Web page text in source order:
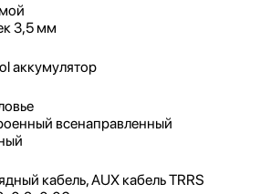
3,5 мм
аккумулятор
всенаправленный
кабель, AUX кабель TRRS